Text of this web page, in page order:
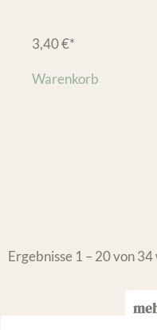
3,40€*
Warenkorb
Ergebnisse 1 – 20 von